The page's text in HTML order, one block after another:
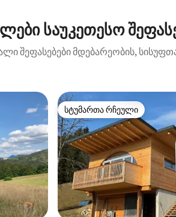
საუკეთესო
შეფასებები მდებარეობის,
სტუმართა რჩეული
სტუმართა რჩეული